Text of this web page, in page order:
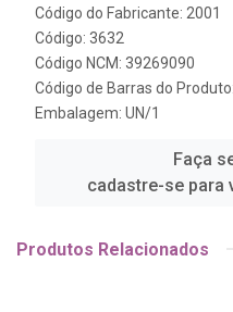
Código do Fabricante: 2001
Código: 3632
Código NCM: 39269090
Código de Barras do
Embalagem: UN/1
Faça
cadastre-se para
Produtos Relacionados